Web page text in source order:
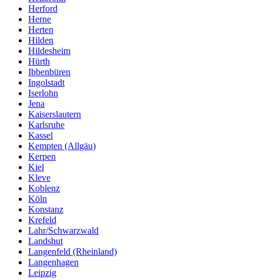
Herford
Herne
Herten
Hilden
Hildesheim
Hürth
Ibbenbüren
Ingolstadt
Iserlohn
Jena
Kaiserslautern
Karlsruhe
Kassel
Kempten (Allgäu)
Kerpen
Kiel
Kleve
Koblenz
Köln
Konstanz
Krefeld
Lahr/Schwarzwald
Landshut
Langenfeld (Rheinland)
Langenhagen
Leipzig